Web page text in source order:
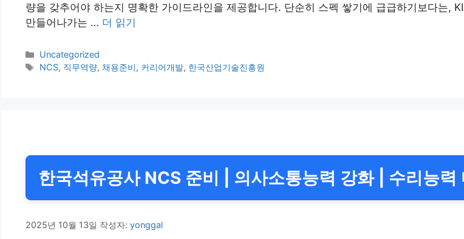
량을 갖추어야 하는지 명확한 가이드라인을 제공합니다. 단순히 스펙 쌓기에 급급하기보다는,
만들어나가는 … 더 읽기
카
테
Uncategorized
태
NCS, 직무역량, 채용준비, 커리어개발, 한국산업기술진흥원
한국석유공사 NCS 준비 | 의사소통능력 강화 | 수리능력
2025년 10월 13일 작성자: yonggal